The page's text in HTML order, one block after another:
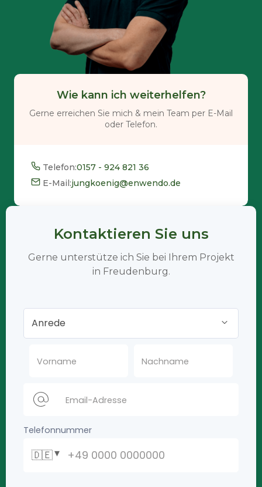
Wie kann ich weiterhelfen?
Gerne erreichen Sie mich & mein Team per E-Mail
oder Telefon.
Telefon:0157 - 924 821 36
E-Mail:jungkoenig@enwendo.de
Kontaktieren Sie uns
Gerne unterstütze ich Sie bei Ihrem Projekt
in Freudenburg.